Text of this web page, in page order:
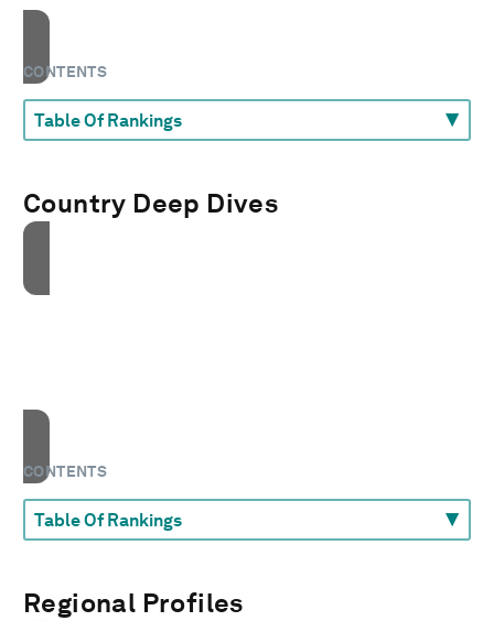
CONTENTS
Country Deep Dives
CONTENTS
Regional Profiles